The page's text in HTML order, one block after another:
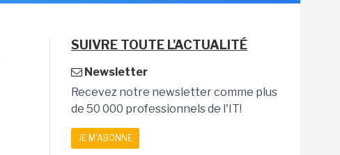
SUIVRE TOUTE L'ACTUALITÉ
Newsletter
Recevez notre newsletter comme plus
de 50 000 professionnels de l'IT!
JE M'ABONNE